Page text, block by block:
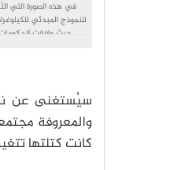
للنموذج المبدئي
سيُستغنى عن
والمعروفة
كانت كتلتها